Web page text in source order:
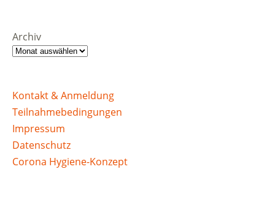
Archiv
Kontakt & Anmeldung
Teilnahmebedingungen
Impressum
Datenschutz
Corona Hygiene-Konzept